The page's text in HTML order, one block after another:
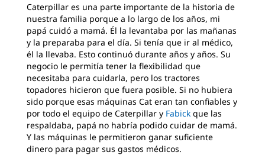
Caterpillar es una parte importante de la historia de
nuestra familia porque a lo largo de los años, mi
papá cuidó a mamá. Él la levantaba por las mañanas
y la preparaba para el día. Si tenía que ir al médico,
él la llevaba. Esto continuó durante años y años. Su
negocio le permitía tener la flexibilidad que
necesitaba para cuidarla, pero los tractores
topadores hicieron que fuera posible. Si no hubiera
sido porque esas máquinas Cat eran tan confiables y
por todo el equipo de Caterpillar y Fabick que las
respaldaba, papá no habría podido cuidar de mamá.
Y las máquinas le permitieron ganar suficiente
dinero para pagar sus gastos médicos.